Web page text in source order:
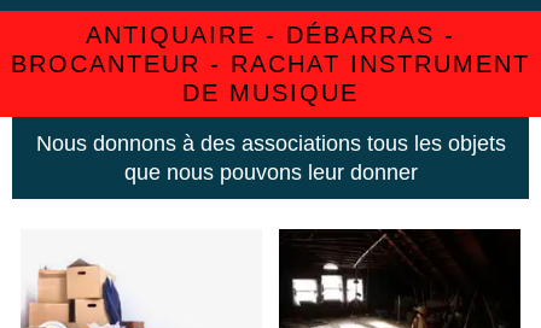
ANTIQUAIRE - DÉBARRAS -
BROCANTEUR - RACHAT INSTRUMENT
DE MUSIQUE
Nous donnons à des associations tous les objets
que nous pouvons leur donner